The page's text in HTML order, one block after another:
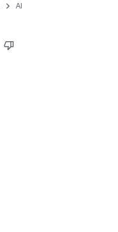
AI